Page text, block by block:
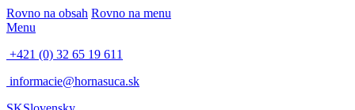
Rovno na obsah Rovno na menu
Menu
+421 (0) 32 65 19 611
informacie@hornasuca.sk